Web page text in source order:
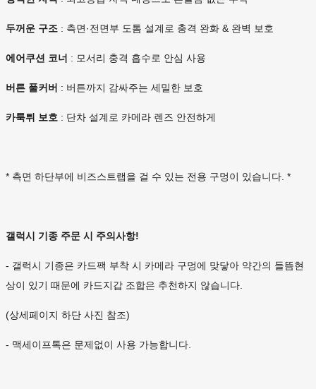
두꺼운 구조 : 측면·전면부 도톰 설계로 충격 완화 & 완벽 보호
에어쿠션 코너 : 모서리 충격 흡수로 안심 사용
버튼 풀커버 : 버튼까지 감싸주는 세밀한 보호
카툭튀 보호 : 단차 설계로 카메라 렌즈 안전하게
* 측면 하단부에 비즈스트랩을 걸 수 있는 전용 구멍이 있습니다. *
갤럭시 기종 주문 시 주의사항!
- 갤럭시 기종은 카드팩 부착 시 카메라 구멍에 맞닿아 약간의 들뜸현
상이 있기 때문에 카드지갑 조합은 추천하지 않습니다.
(상세페이지 하단 사진 참조)
- 맥세이프톡은 문제없이 사용 가능합니다.